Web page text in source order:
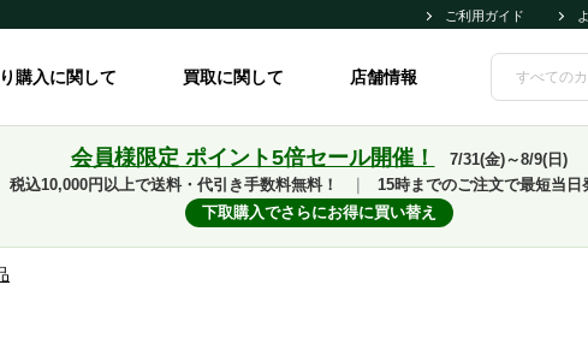
ご利用ガイド
購入に関して 買取に関して 店舗情報
会員様限定 ポイント5倍セール開催！
7/31(金)～8/9(日)
税込10,000円以上で送料・代引き手数料無料！
15時までのご注文で最短当日
下取購入でさらにお得に買い替え